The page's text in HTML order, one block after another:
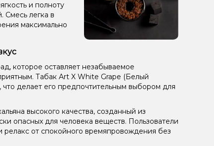
и полноту
Смесь легка в
максимально
которое оставляет незабываемое
Табак Art X White Grape (Белый
что делает его предпочтительным выбором для
высокого качества, созданный из
опасных для человека веществ. Пользователи
релакс от спокойного времяпровождения без